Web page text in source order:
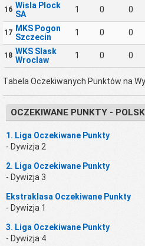
16 Wisla Plock
SA
1 0 0
17 MKS Pogon
Szczecin
1 0 0
18 WKS Slask
Wroclaw
1 0 0
Tabela Oczekiwanych Punktów na
OCZEKIWANE PUNKTY -
1. Liga Oczekiwane Punkty
- Dywizja 2
2. Liga Oczekiwane Punkty
- Dywizja 3
Ekstraklasa Oczekiwane Punkty
- Dywizja 1
3. Liga Oczekiwane Punkty
- Dywizja 4